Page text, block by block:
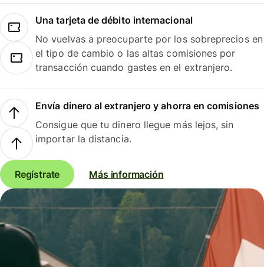
Una tarjeta de débito internacional
No vuelvas a preocuparte por los sobreprecios en
el tipo de cambio o las altas comisiones por
transacción cuando gastes en el extranjero.
Envía dinero al extranjero y ahorra en comisiones
Consigue que tu dinero llegue más lejos, sin
importar la distancia.
Regístrate Más información